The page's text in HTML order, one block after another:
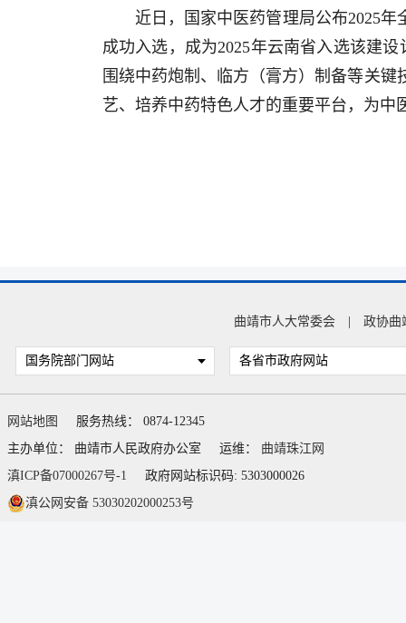
近日，国家中医药管理局公布2025
成功入选，成为2025年云南省入选该建
围绕中药炮制、临方（膏方）制备等关
艺、培养中药特色人才的重要平台，为
曲靖市人大常委会 政协曲
国务院部门网站 各省市政府网站
网站地图
服务热线： 0874-12345
主办单位： 曲靖市人民政府办公室
运维： 曲靖珠江网
滇ICP备07000267号-1
政府网站标识码: 5303000026
滇公网安备 53030202000253号